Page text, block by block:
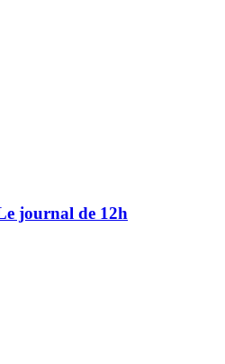
journal de 12h